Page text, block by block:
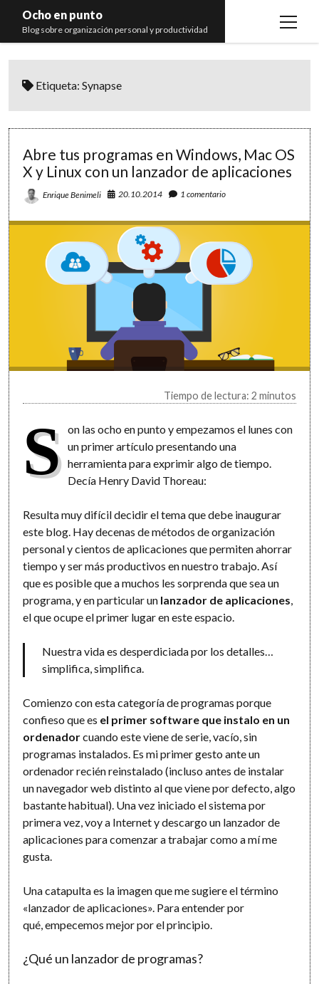
Ocho en punto
Blog sobre organización personal y productividad
open
Libros
Etiqueta:Synapse
Abre tus programas en Windows, Mac OS
X y Linux con un lanzador de aplicaciones
Enrique Benimeli 20.10.2014 1 comentario
Tiempo de lectura: 2 minutos
S on las ocho en punto y empezamos el lunes con
un primer artículo presentando una
herramienta para exprimir algo de tiempo.
Decía Henry David Thoreau:
Resulta muy difícil decidir el tema que debe inaugurar
este blog. Hay decenas de métodos de organización
personal y cientos de aplicaciones que permiten ahorrar
tiempo y ser más productivos en nuestro trabajo. Así
que es posible que a muchos les sorprenda que sea un
programa, y en particular un lanzador de aplicaciones
el que ocupe el primer lugar en este espacio.
Nuestra vida es desperdiciada por los detalles…
simplifica, simplifica.
Comienzo con esta categoría de programas porque
confieso que es el primer software que instalo en un
ordenadorcuando este viene de serie, vacío, sin
programas instalados. Es mi primer gesto ante un
ordenador recién reinstalado (incluso antes de instalar
un navegador web distinto al que viene por defecto, algo
bastante habitual). Una vez iniciado el sistema por
primera vez, voy a Internet y descargo un lanzador de
aplicaciones para comenzar a trabajar como a mí me
gusta.
Una catapulta es la imagen que me sugiere el término
«lanzador de aplicaciones». Para entender por
qué, empecemos mejor por el principio.
¿Qué un lanzador de programas?